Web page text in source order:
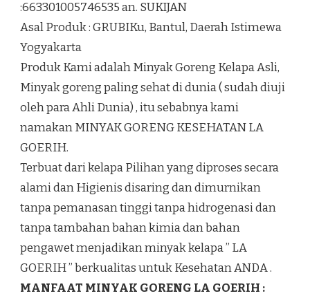
:663301005746535 an. SUKIJAN
Asal Produk : GRUBIKu, Bantul, Daerah Istimewa
Yogyakarta
Produk Kami adalah Minyak Goreng Kelapa Asli,
Minyak goreng paling sehat di dunia ( sudah diuji
oleh para Ahli Dunia) , itu sebabnya kami
namakan MINYAK GORENG KESEHATAN LA
GOERIH.
Terbuat dari kelapa Pilihan yang diproses secara
alami dan Higienis disaring dan dimurnikan
tanpa pemanasan tinggi tanpa hidrogenasi dan
tanpa tambahan bahan kimia dan bahan
pengawet menjadikan minyak kelapa ” LA
GOERIH ” berkualitas untuk Kesehatan ANDA .
MANFAAT MINYAK GORENG LA GOERIH :